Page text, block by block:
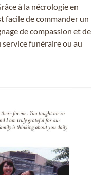
à la nécrologie en
facile de commander un
de compassion et de
funéraire ou au